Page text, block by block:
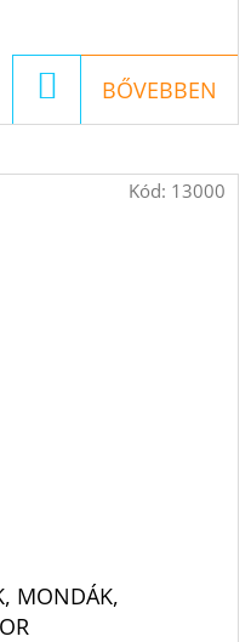
KOSÁRBA
BŐVEBBEN
MONDÁK,
Kód: 13000